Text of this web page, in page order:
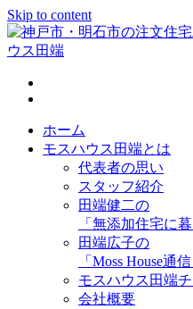
Skip to content
神戸市・明石市の注文住宅
田端
ホーム
モスハウス田端とは
代表者の思い
スタッフ紹介
田端健二の
「無添加住宅に
田端広子の
「Moss House通信
モスハウス田端
会社概要